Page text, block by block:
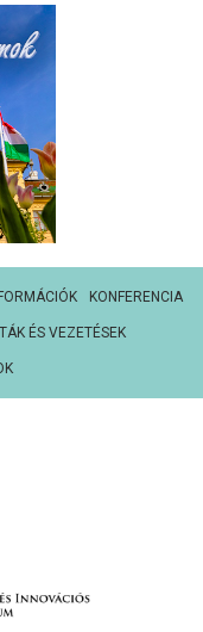
KONFERENCIA
ÉS VEZETÉSEK